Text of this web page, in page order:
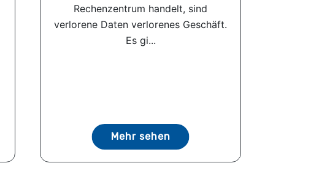
Rechenzentrum handelt, sind
verlorene Daten verlorenes Geschäft.
Es gi...
Mehr sehen